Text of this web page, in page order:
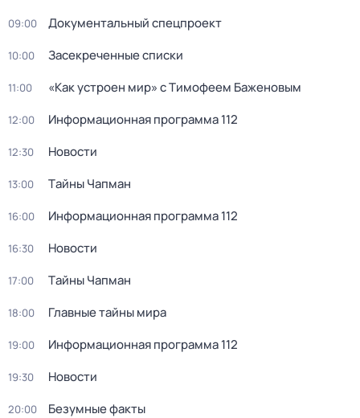
09:00 Документальный спецпроект
10:00 Заcекрeченные списки
11:00 «Как устроен мир» с Тимофеем Баженовым
12:00 Информационная программа 112
12:30 Новости
13:00 Тaйны Чапман
16:00 Информационная программа 112
16:30 Новости
17:00 Тaйны Чапман
18:00 Главные тайны мира
19:00 Информационная программа 112
19:30 Новости
20:00 Безумные факты